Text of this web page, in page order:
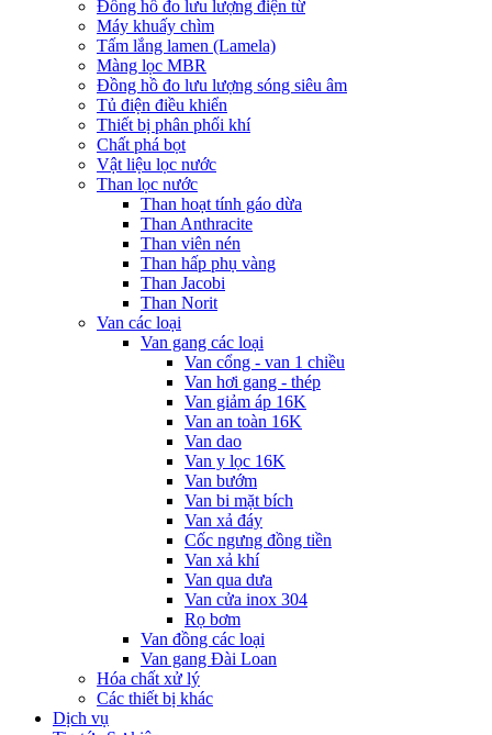
Đồng hồ đo lưu lượng điện từ
Máy khuấy chìm
Tấm lắng lamen (Lamela)
Màng lọc MBR
Đồng hồ đo lưu lượng sóng siêu âm
Tủ điện điều khiển
Thiết bị phân phối khí
Chất phá bọt
Vật liệu lọc nước
Than lọc nước
Than hoạt tính gáo dừa
Than Anthracite
Than viên nén
Than hấp phụ vàng
Than Jacobi
Than Norit
Van các loại
Van gang các loại
Van cổng - van 1 chiều
Van hơi gang - thép
Van giảm áp 16K
Van an toàn 16K
Van dao
Van y lọc 16K
Van bướm
Van bi mặt bích
Van xả đáy
Cốc ngưng đồng tiền
Van xả khí
Van qua dưa
Van cửa inox 304
Rọ bơm
Van đồng các loại
Van gang Đài Loan
Hóa chất xử lý
Các thiết bị khác
Dịch vụ